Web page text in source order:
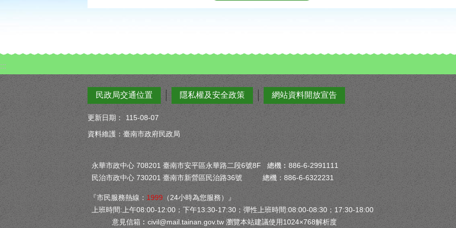
:::
民政局交通位置 隱私權及安全政策 網站資料開放宣告
更新日期：
115-08-07
資料維護：臺南市政府民政局
永華市政中心 708201 臺南市安平區永華路二段6號8F 總機︰886-6-2991111
民治市政中心 730201 臺南市新營區民治路36號 總機：886-6-6322231
『市民服務熱線： 1999 （24小時為您服務）』
上班時間:上午08:00-12:00；下午13:30-17:30；彈性上班時間:08:00-08:30；17:30-18:00
意見信箱︰ civil@mail.tainan.gov.tw 瀏覽本站建議使用1024×768解析度